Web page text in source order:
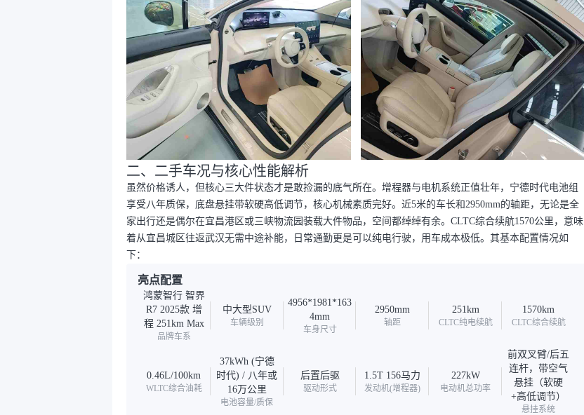
二、二手车况与核心性能解析
虽然价格诱人，但核心三大件状态才是敢捡漏的底气所在。增程器与电机系统正值壮年，宁德时代电池组
享受八年质保，底盘悬挂带软硬高低调节，核心机械素质完好。近5米的车长和2950mm的轴距，无论是全
家出行还是偶尔在宜昌港区或三峡物流园装载大件物品，空间都绰绰有余。CLTC综合续航1570公里，意味
着从宜昌城区往返武汉无需中途补能，日常通勤更是可以纯电行驶，用车成本极低。其基本配置情况如
下：
亮点配置
鸿蒙智行 智界
R7 2025款 增
程 251km Max
品牌车系
中大型SUV
车辆级别
4956*1981*163
4mm
车身尺寸
2950mm
轴距
251km
CLTC纯电续航
1570km
CLTC综合续航
0.46L/100km
WLTC综合油耗
37kWh (宁德
时代) / 八年或
16万公里
电池容量/质保
后置后驱
驱动形式
1.5T 156马力
发动机(增程器)
227kW
电动机总功率
前双叉臂/后五
连杆，带空气
悬挂（软硬
+高低调节）
悬挂系统